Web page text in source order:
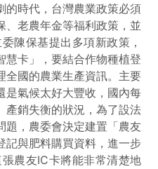
的時代，台灣農業政策必須
、老農年金等福利政策，並
慧卡」，要結合作物種植登
全國的農業生產資訊。主要
是氣候太好大豐收，國內每
產銷失衡的狀況，為了設法
題，農委會決定建置「農友
記與肥料購買資料，進一步